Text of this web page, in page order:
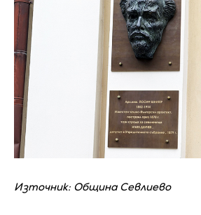
Източник: Община Севлиево